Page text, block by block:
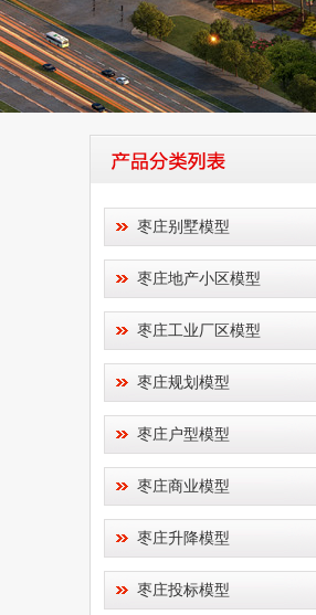
枣庄别墅模型
枣庄地产小区模型
枣庄工业厂区模型
枣庄规划模型
枣庄户型模型
枣庄商业模型
枣庄升降模型
枣庄投标模型